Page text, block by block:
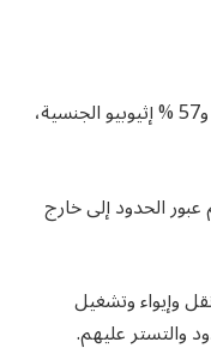
وأضافت أن 39 % منهم يمنيو الجنسية، و57 % إثيوبيو الجنسية،
في نقل وإيواء وتشغيل
والتستر عليهم.